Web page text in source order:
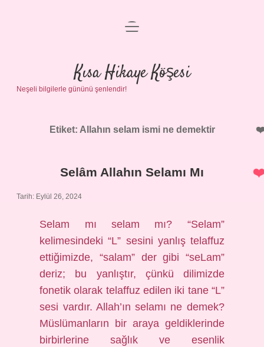
Anasayfa
Gizlilik Politikası
Yasal Uyarı
menüyü
Kısa Hikaye Köşesi
Neşeli bilgilerle gününü şenlendir!
Etiket: Allahın selam ismi ne demektir
Selâm Allahın Selamı Mı
Tarih: Eylül 26, 2024
Selam mı selam mı? “Selam”
kelimesindeki “L” sesini yanlış telaffuz
ettiğimizde, “salam” der gibi “seLam”
deriz; bu yanlıştır, çünkü dilimizde
fonetik olarak telaffuz edilen iki tane “L”
sesi vardır. Allah’ın selamı ne demek?
Müslümanların bir araya geldiklerinde
birbirlerine sağlık ve esenlik